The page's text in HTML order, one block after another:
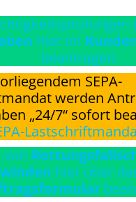
(
hier im
beantragen.
SEPA-
werden
„24/7“ sofort
von
hier über